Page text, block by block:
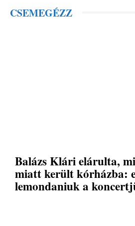
CSEMEGÉZZ
Balázs Klári elárulta,
miatt került kórházba:
lemondaniuk a